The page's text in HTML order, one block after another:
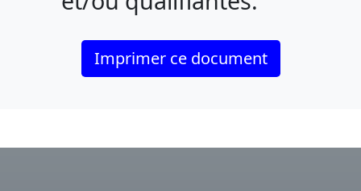
Imprimer ce document